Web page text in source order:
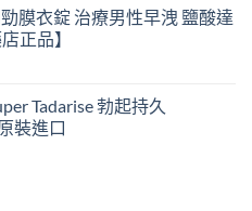
膜衣錠 治療男性早洩 鹽酸達
正品】
Tadarise 勃起持久
裝進口